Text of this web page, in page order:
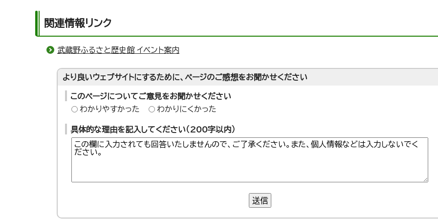
関連情報リンク
武蔵野ふるさと歴史館 イベント案内
より良いウェブサイトにするために、ページのご感想をお聞かせください
このページについてご意見をお聞かせください
わかりやすかった
わかりにくかった
具体的な理由を記入してください（200字以内）
送信